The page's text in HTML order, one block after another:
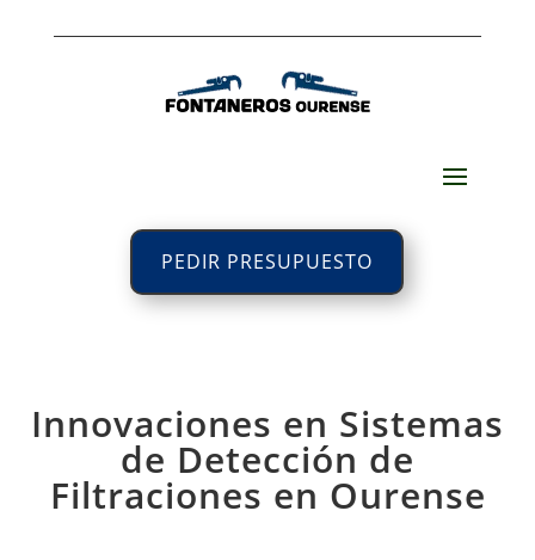
PEDIR PRESUPUESTO
Innovaciones en Sistemas
de Detección de
Filtraciones en Ourense